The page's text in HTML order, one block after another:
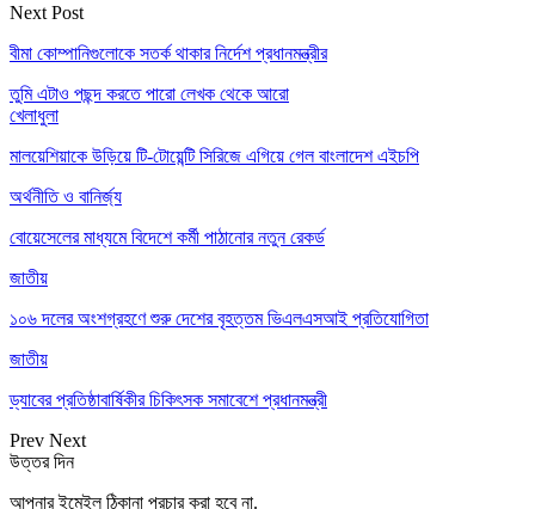
Next Post
বীমা কোম্পানিগুলোকে সতর্ক থাকার নির্দেশ প্রধানমন্ত্রীর
তুমি এটাও পছন্দ করতে পারো লেখক থেকে আরো
খেলাধুলা
মালয়েশিয়াকে উড়িয়ে টি-টোয়েন্টি সিরিজে এগিয়ে গেল বাংলাদেশ এইচপি
অর্থনীতি ও বানির্জ্য
বোয়েসেলের মাধ্যমে বিদেশে কর্মী পাঠানোর নতুন রেকর্ড
জাতীয়
১০৬ দলের অংশগ্রহণে শুরু দেশের বৃহত্তম ভিএলএসআই প্রতিযোগিতা
জাতীয়
ড্যাবের প্রতিষ্ঠাবার্ষিকীর চিকিৎসক সমাবেশে প্রধানমন্ত্রী
Prev Next
উত্তর দিন
আপনার ইমেইল ঠিকানা প্রচার করা হবে না.